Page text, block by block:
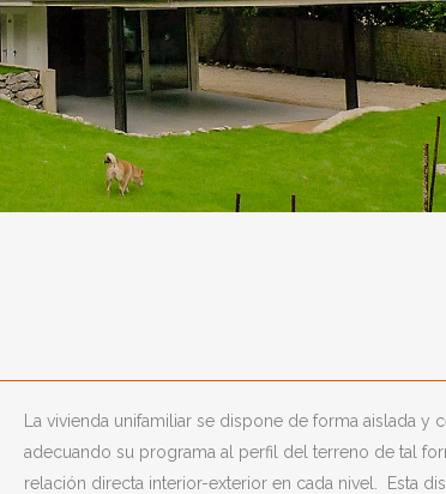
La vivienda unifamiliar se dispone de forma aislada y
adecuando su programa al perfil del terreno de tal
relación directa interior-exterior en cada nivel. Esta